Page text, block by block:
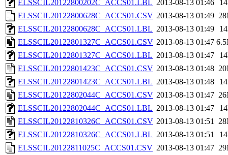
ELSSCIL20122800202C_ACCS01.LBL 2013-08-13 01:46
ELSSCIL20122800628C_ACCS01.CSV 2013-08-13 01:49
ELSSCIL20122800628C_ACCS01.LBL 2013-08-13 01:49
ELSSCIL20122801327C_ACCS01.CSV 2013-08-13 01:47
ELSSCIL20122801327C_ACCS01.LBL 2013-08-13 01:47
ELSSCIL20122801423C_ACCS01.CSV 2013-08-13 01:48
ELSSCIL20122801423C_ACCS01.LBL 2013-08-13 01:48
ELSSCIL20122802044C_ACCS01.CSV 2013-08-13 01:47
ELSSCIL20122802044C_ACCS01.LBL 2013-08-13 01:47
ELSSCIL20122810326C_ACCS01.CSV 2013-08-13 01:51
ELSSCIL20122810326C_ACCS01.LBL 2013-08-13 01:51
ELSSCIL20122811025C_ACCS01.CSV 2013-08-13 01:47